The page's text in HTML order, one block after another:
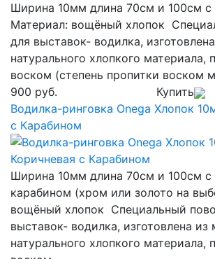
Ширина 10мм длина 70см и 100см с
Материал: вощёный хлопок
для выставок- водилка,
натурального хлопкого материала,
воском (степень пропитки воском
900 руб.
Купить
Водилка-ринговка Onega Хлопок
с Карабином
Ширина 10мм длина 70см и 100см с
карабином (хром или золото на
вощёный хлопок Специальный
выставок- водилка, изготовлена из
натурального хлопкого материала,